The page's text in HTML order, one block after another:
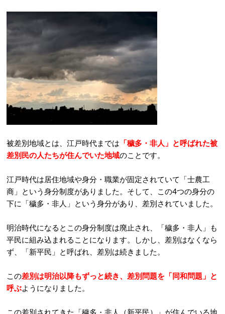
被差別地域とは、江戸時代までは 「穢多・非人」と呼ばれた被
差別民の人たちが住んでいた地域のことです。
江戸時代は居住地域や身分・職業が固定されていて「士農工
商」という身分制度がありました。そして、この4つの身分の
下に「穢多・非人」という身分があり、差別されていました。
明治時代になるとこの身分制度は廃止され、「穢多・非人」も
平民に組み込まれることになります。しかし、差別はなくなら
ず、「新平民」と呼ばれ、差別は続きました。
この差別は明治以降もずっと続き、差別問題を「同和問題」と
呼ぶようになりました。
この差別されてきた「穢多・非人（新平民）」が住んでいる地